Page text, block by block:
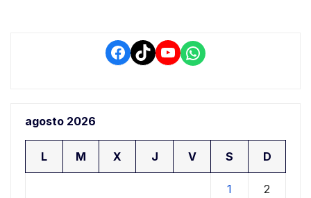
Facebook
TikTokYouTube
WhatsApp
agosto 2026
L M X J V S D
1 2